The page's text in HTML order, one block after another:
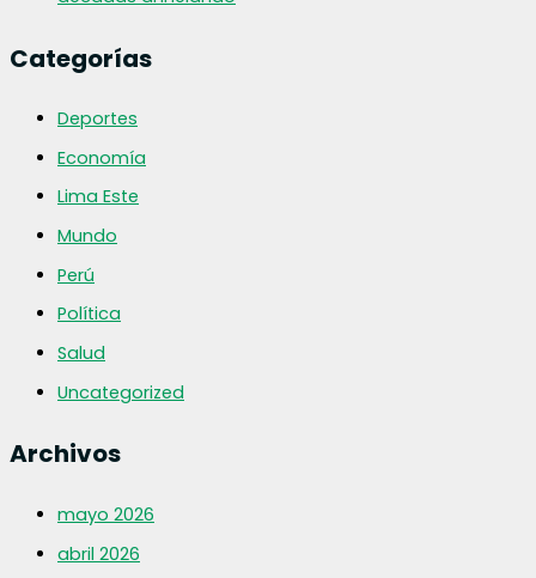
Categorías
Deportes
Economía
Lima Este
Mundo
Perú
Política
Salud
Uncategorized
Archivos
mayo 2026
abril 2026